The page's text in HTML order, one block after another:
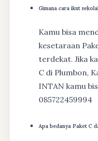
Gimana cara ikut
Kamu bisa
kesetaraan
terdekat. Jika
C di Plumbon,
INTAN kamu
085722459994
Apa bedanya Paket C